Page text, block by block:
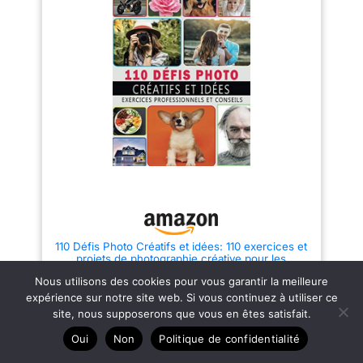
110 Défis Photo Créatifs et idées: 110 exercices et
projets de photographie créative pour les
vos ... non daté, Paramètres de la Caméra et
Notes
12,14 €
Nous utilisons des cookies pour vous garantir la meilleure
expérience sur notre site web. Si vous continuez à utiliser ce
site, nous supposerons que vous en êtes satisfait.
Oui
Non Politique de confidentialité